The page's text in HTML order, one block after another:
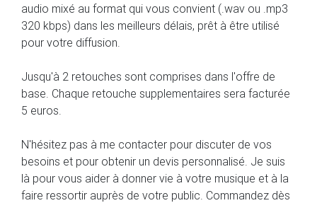
audio mixé au format qui vous convient (.wav ou .mp3
320 kbps) dans les meilleurs délais, prêt à être utilisé
pour votre diffusion.
Jusqu'à 2 retouches sont comprises dans l'offre de
base. Chaque retouche supplementaires sera facturée
5 euros.
N'hésitez pas à me contacter pour discuter de vos
besoins et pour obtenir un devis personnalisé. Je suis
là pour vous aider à donner vie à votre musique et à la
faire ressortir auprès de votre public. Commandez dès